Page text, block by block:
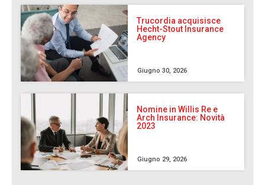
Trucordia acquisisce
Hecht-Stout Insurance
Agency
Giugno 30, 2026
Nomine in Willis Re e
Arch Insurance: Novità
2023
Giugno 29, 2026